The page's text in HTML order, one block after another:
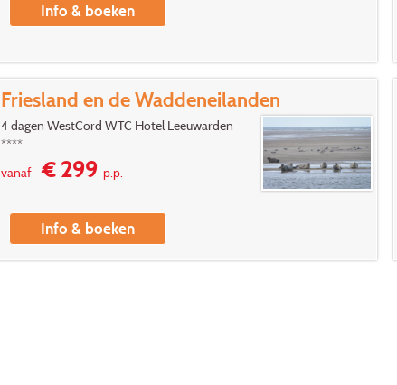
Info & boeken
Friesland en de Waddeneilanden
4 dagen WestCord WTC Hotel Leeuwarden
****
vanaf€ 299p.p.
Info & boeken